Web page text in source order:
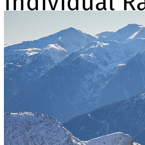
Copa del
Andorra
Home General News
Domini de
Harrop en una Individual Race